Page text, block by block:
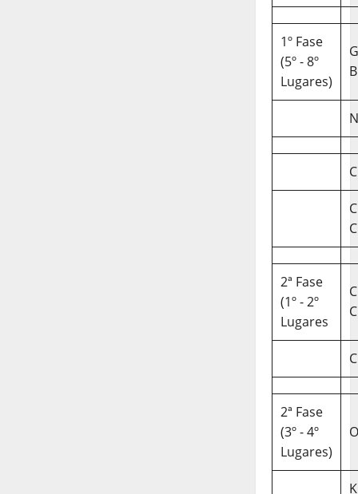
1º Fase
(5º - 8º
Lugares)
B
C
2ª Fase
(1º - 2º
Lugares
C
2ª Fase
(3º - 4º
Lugares)